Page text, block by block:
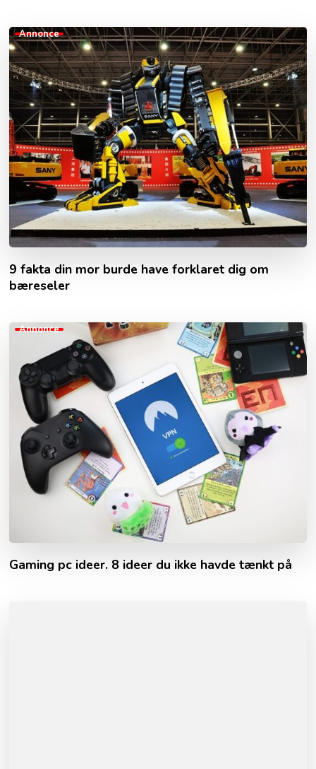
Annonce
9 fakta din mor burde have forklaret dig om
bæreseler
Annonce
Gaming pc ideer. 8 ideer du ikke havde tænkt på